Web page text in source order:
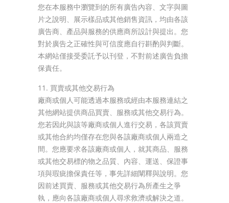
您在本服務中瀏覽到的所有廣告內容、文字與圖
片之說明、展示樣品或其他銷售資訊，均由各該
廣告商、產品與服務的供應商所設計與提出。您
對於廣告之正確性與可信度應自行斟酌與判斷。
本網站僅接受委託予以刊登，不對前述廣告負擔
保責任。
11. 買賣或其他交易行為
廠商或個人可能透過本服務或經由本服務連結之
其他網站提供商品買賣、服務或其他交易行為。
您若因此與該等廠商或個人進行交易，各該買賣
或其他合約均僅存在您與各該廠商或個人兩造之
間。您應要求各該廠商或個人，就其商品、服務
或其他交易標的物之品質、內容、運送、保證事
項與瑕疵擔保責任等，事先詳細闡釋與說明。您
因前述買賣、服務或其他交易行為所產生之爭
執，應向各該廠商或個人尋求救濟或解決之道。